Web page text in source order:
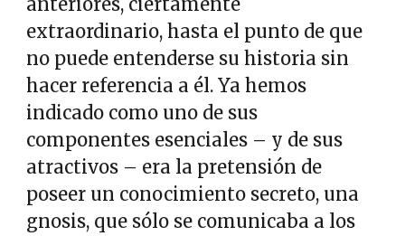
extraordinario, hasta el punto de que
no puede entenderse su historia sin
hacer referencia a él. Ya hemos
indicado como uno de sus
componentes esenciales – y de sus
atractivos – era la pretensión de
poseer un conocimiento secreto, una
gnosis, que sólo se comunicaba a los